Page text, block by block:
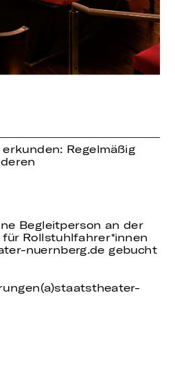
Regelmäßig
Begleitperson an der
Rollstuhlfahrer*innen
nuernberg.de gebucht